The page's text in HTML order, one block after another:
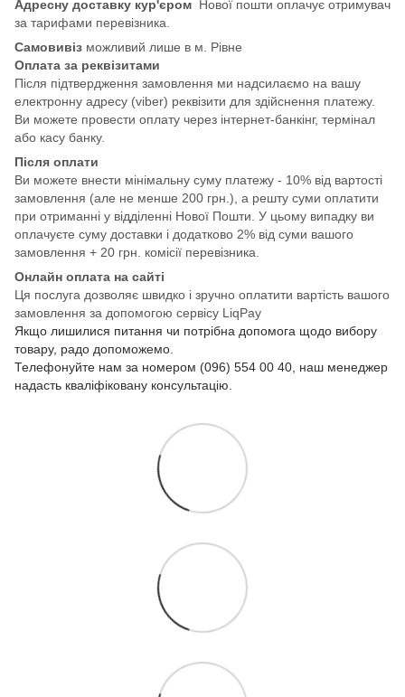
Адресну доставку кур'єром Нової пошти оплачує отримувач
за тарифами перевізника.
Самовивіз можливий лише в м. Рівне
Оплата за реквізитами
Після підтвердження замовлення ми надсилаємо на вашу
електронну адресу (viber) реквізити для здійснення платежу.
Ви можете провести оплату через інтернет-банкінг, термінал
або касу банку.
Після оплати
Ви можете внести мінімальну суму платежу - 10% від вартості
замовлення (але не менше 200 грн.), а решту суми оплатити
при отриманні у відділенні Нової Пошти. У цьому випадку ви
оплачуєте суму доставки і додатково 2% від суми вашого
замовлення + 20 грн. комісії перевізника.
Онлайн оплата на сайті
Ця послуга дозволяє швидко і зручно оплатити вартість вашого
замовлення за допомогою сервісу LiqPay
Якщо лишилися питання чи потрібна допомога щодо вибору
товару, радо допоможемо.
Телефонуйте нам за номером (096) 554 00 40, наш менеджер
надасть кваліфіковану консультацію.